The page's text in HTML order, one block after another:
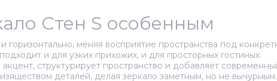
Стен S особенным
горизонтально, меняя восприятие пространства под
и для узких прихожих, и для просторных гостиных.
структурирует пространство и добавляет
деталей, делая зеркало заметным, но не вычурным.